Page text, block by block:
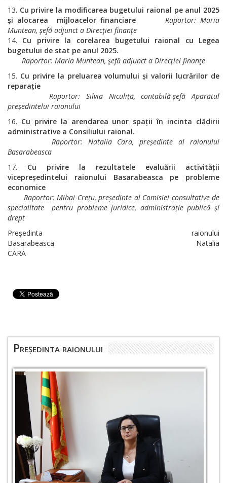
Cu privire la modificarea bugetului raional pe anul 2025
și alocarea mijloacelor financiare Raportor: Maria
Muntean, şefă adjunct a Direcţiei finanţe
Cu privire la corelarea bugetului raional cu Legea
bugetului de stat pe anul 2025.
Raportor: Maria Muntean, şefă adjunct a Direcţiei finanţe
Cu privire la preluarea volumului și valorii lucrărilor de
reparație
Raportor: Silvia Niculița, contabilă-șefă Aparatul
președintelui raionului
Cu privire la arendarea unor spații în incinta clădirii
administrative a Consiliului raional.
Raportor: Natalia Cara, președinte al raionului
Basarabeasca
Cu privire la rezultatele evaluării activității
vicepreședintelui raionului Basarabeasca pe probleme
economice
Raportor: Mihai Crețu, președinte al Comisiei consultative de
specialitate
pentru probleme juridice, administrație publică și
drept
Preşedinta raionului
Basarabeasca Natalia
CARA
Președinta raionului